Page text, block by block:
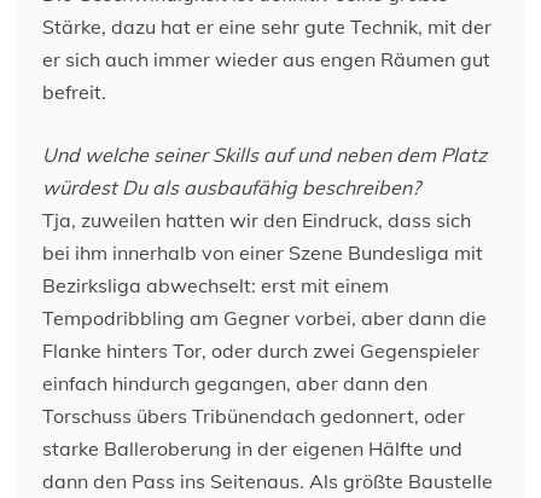
Stärke, dazu hat er eine sehr gute Technik, mit der
er sich auch immer wieder aus engen Räumen gut
befreit.
Und welche seiner Skills auf und neben dem Platz
würdest Du als ausbaufähig beschreiben?
Tja, zuweilen hatten wir den Eindruck, dass sich
bei ihm innerhalb von einer Szene Bundesliga mit
Bezirksliga abwechselt: erst mit einem
Tempodribbling am Gegner vorbei, aber dann die
Flanke hinters Tor, oder durch zwei Gegenspieler
einfach hindurch gegangen, aber dann den
Torschuss übers Tribünendach gedonnert, oder
starke Balleroberung in der eigenen Hälfte und
dann den Pass ins Seitenaus. Als größte Baustelle